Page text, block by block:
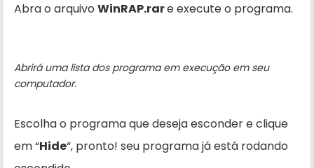
Abra o arquivo WinRAP.rare execute o programa.
Abrirá uma lista dos programa em execução em seu
computador.
Escolha o programa que deseja esconder e clique
em “Hide“, pronto! seu programa já está rodando